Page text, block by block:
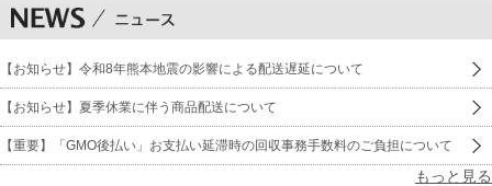
【お知らせ】令和8年熊本地震の影響による配送遅延について
【お知らせ】夏季休業に伴う商品配送について
【重要】「GMO後払い」お支払い延滞時の回収事務手数料のご負担について
もっと見る